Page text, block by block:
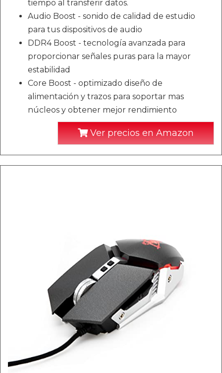
tiempo al transferir datos.
Audio Boost - sonido de calidad de estudio
para tus dispositivos de audio
DDR4 Boost - tecnología avanzada para
proporcionar señales puras para la mayor
estabilidad
Core Boost - optimizado diseño de
alimentación y trazos para soportar mas
núcleos y obtener mejor rendimiento
Ver precios en Amazon